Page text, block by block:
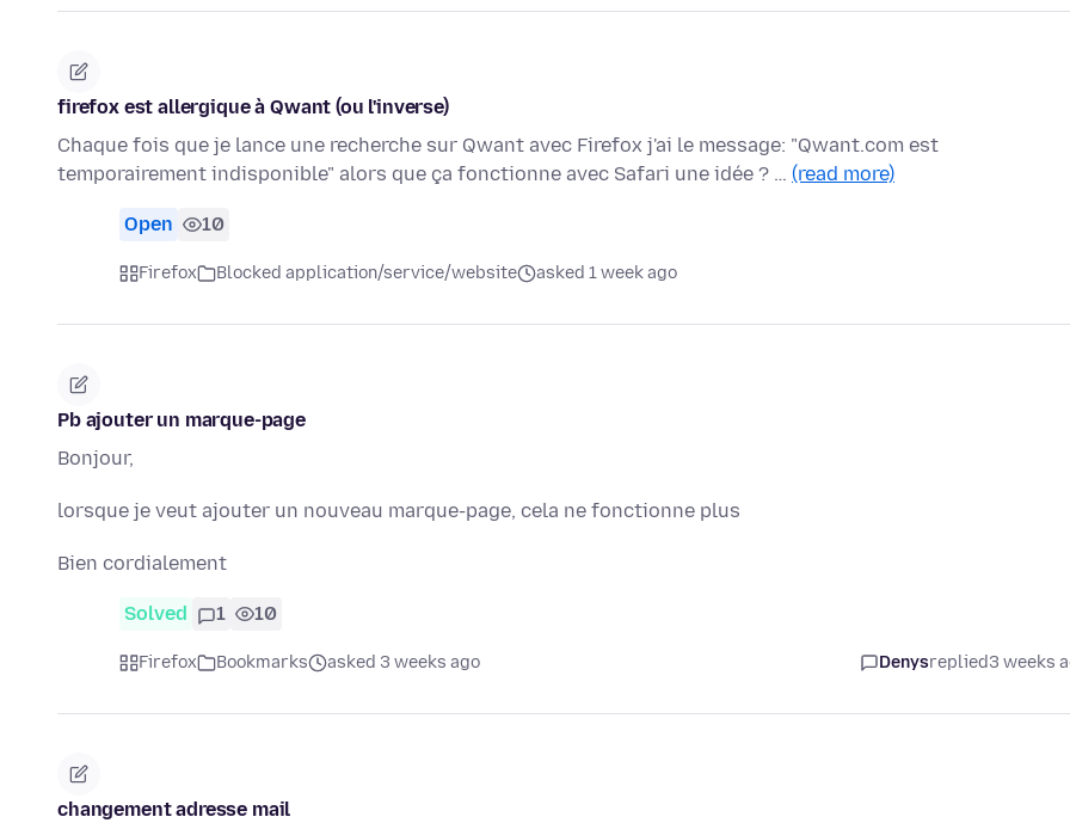
firefox est allergique à Qwant (ou l'inverse)
Chaque fois que je lance une recherche sur Qwant avec Firefox j'ai le message: "Qwant.com est
temporairement indisponible" alors que ça fonctionne avec Safari une idée ? … (read more)
Open 10
Firefox Blocked application/service/website asked 1 week ago
Pb ajouter un marque-page
Bonjour,
lorsque je veut ajouter un nouveau marque-page, cela ne fonctionne plus
Bien cordialement
Solved 1 10
Firefox Bookmarks asked 3 weeks ago Denysreplied3 weeks
changement adresse mail